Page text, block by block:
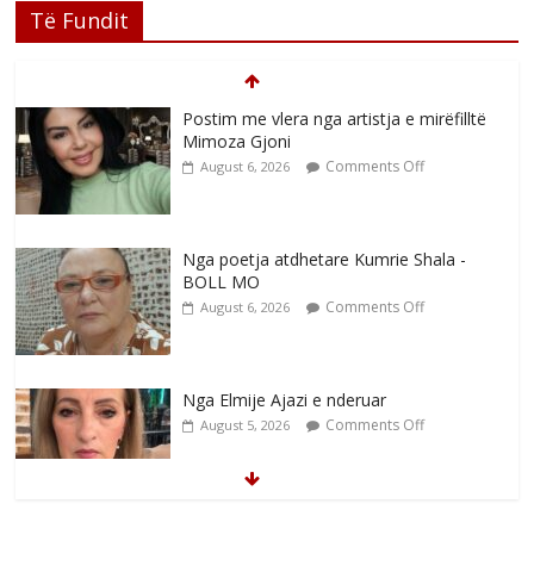
Të Fundit
Postim me vlera nga artistja e mirëfilltë
Mimoza Gjoni
August 6, 2026 Comments Off
Nga poetja atdhetare Kumrie Shala -
BOLL MO
August 6, 2026 Comments Off
Nga Elmije Ajazi e nderuar
August 5, 2026 Comments Off